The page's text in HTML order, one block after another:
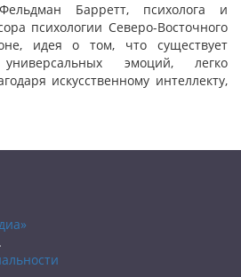
Барретт, психолога и
психологии Северо-Восточного
идея о том, что существует
эмоций, легко
искусственному интеллекту,